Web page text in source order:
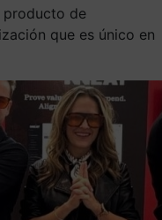
producto de
que es único en